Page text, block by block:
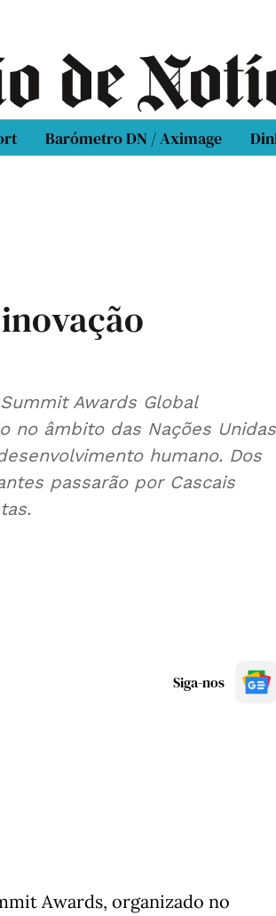
Barómetro DN / Aximage
Awards Global
no âmbito das Nações Unidas
humano. Dos
passarão por Cascais
Siga-nos
Awards, organizado no